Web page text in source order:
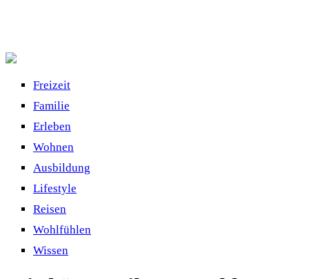
Freizeit
Familie
Erleben
Wohnen
Ausbildung
Lifestyle
Reisen
Wohlfühlen
Wissen